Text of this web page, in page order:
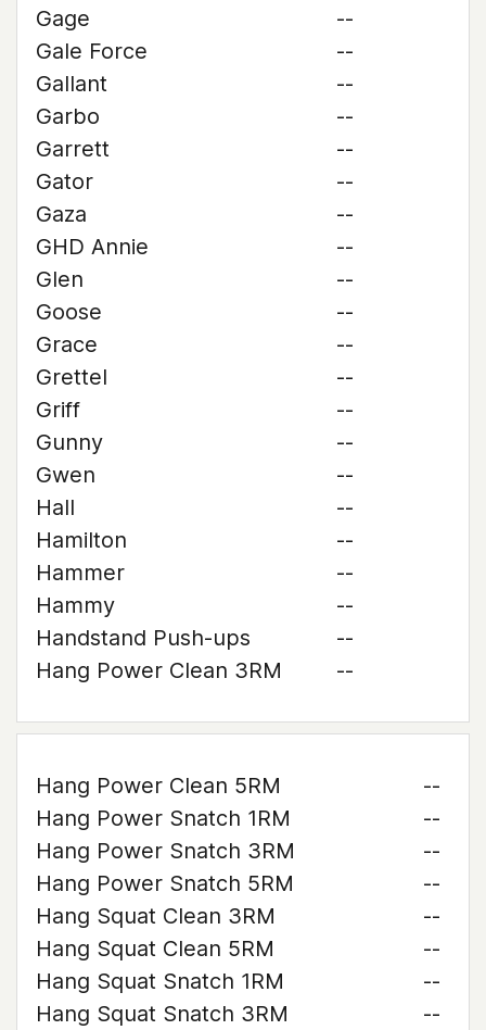
Gage
--
Gale Force
--
Gallant
--
Garbo
--
Garrett
--
Gator
--
Gaza
--
GHD Annie
--
Glen
--
Goose
--
Grace
--
Grettel
--
Griff
--
Gunny
--
Gwen
--
Hall
--
Hamilton
--
Hammer
--
Hammy
--
Handstand Push-ups
--
Hang Power Clean 3RM
--
Hang Power Clean 5RM
--
Hang Power Snatch 1RM
--
Hang Power Snatch 3RM
--
Hang Power Snatch 5RM
--
Hang Squat Clean 3RM
--
Hang Squat Clean 5RM
--
Hang Squat Snatch 1RM
--
Hang Squat Snatch 3RM
--